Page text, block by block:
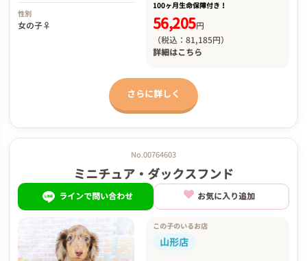
性別
女の子♀
100ヶ月生命保障付き！
56,205円
（税込：81,185円）
詳細はこちら
さらに詳しく
No.00764603
ミニチュア・ダックスフンド
ラインで問い合わせ お気に入り追加
この子のいるお店
山形店